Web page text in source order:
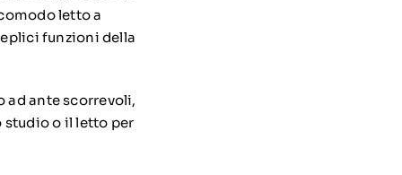
letto a
funzioni della
ad ante scorrevoli,
o il letto per